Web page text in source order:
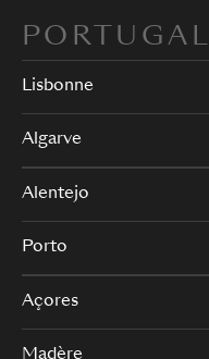
PORTUGAL
Lisbonne
Algarve
Alentejo
Porto
Açores
Madère